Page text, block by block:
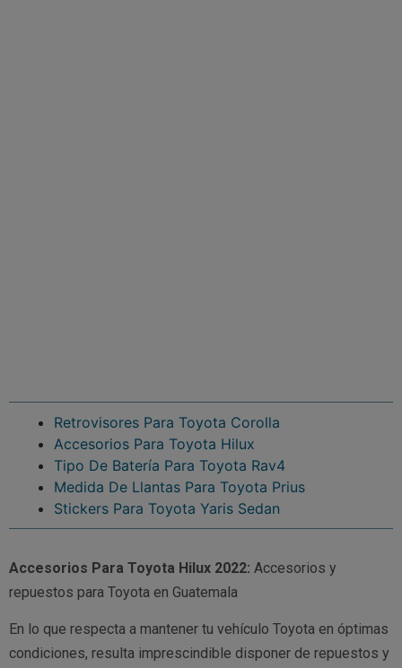
Retrovisores Para Toyota Corolla
Accesorios Para Toyota Hilux
Tipo De Batería Para Toyota Rav4
Medida De Llantas Para Toyota Prius
Stickers Para Toyota Yaris Sedan
Accesorios Para Toyota Hilux 2022: Accesorios y
repuestos para Toyota en Guatemala
En lo que respecta a mantener tu vehículo Toyota en óptimas
condiciones, resulta imprescindible disponer de repuestos y